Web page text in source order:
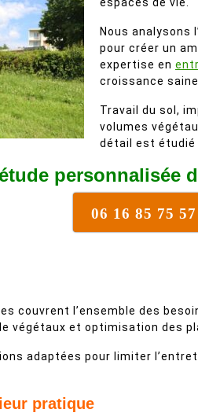
Nous analysons
pour créer un
expertise en
croissance
Travail du sol,
volumes
détail est étudié
personnalisée
06 16 85 75 57
couvrent l’ensemble des
végétaux et optimisation des
adaptées pour limiter
pratique